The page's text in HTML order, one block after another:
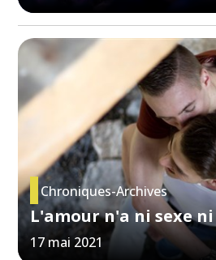
Chroniques-Archives
L'amour n'a ni sexe
17 mai 2021